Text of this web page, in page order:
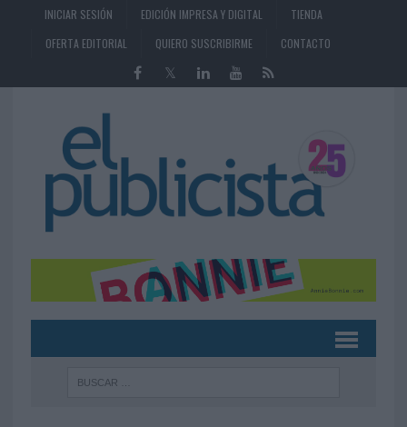
INICIAR SESIÓN EDICIÓN IMPRESA Y DIGITAL
TIENDA
OFERTA EDITORIAL
QUIERO SUSCRIBIRME CONTACTO